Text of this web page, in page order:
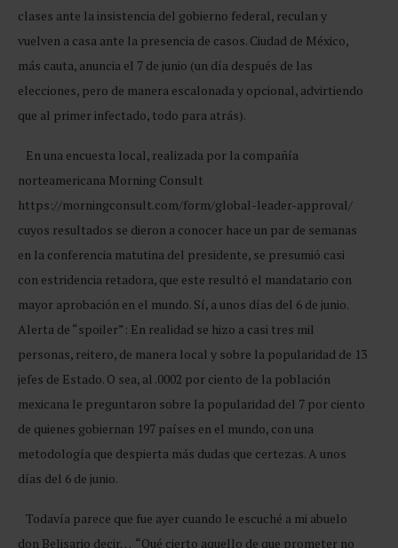
clases ante la insistencia del gobierno federal, reculan y
vuelven a casa ante la presencia de casos. Ciudad de México,
más cauta, anuncia el 7 de junio (un día después de las
elecciones, pero de manera escalonada y opcional, advirtiendo
que al primer infectado, todo para atrás).
En una encuesta local, realizada por la compañía
norteamericana Morning Consult
https://morningconsult.com/form/global-leader-approval/
cuyos resultados se dieron a conocer hace un par de semanas
en la conferencia matutina del presidente, se presumió casi
con estridencia retadora, que este resultó el mandatario con
mayor aprobación en el mundo. Sí, a unos días del 6 de junio.
Alerta de “spoiler”: En realidad se hizo a casi tres mil
personas, reitero, de manera local y sobre la popularidad de 13
jefes de Estado. O sea, al .0002 por ciento de la población
mexicana le preguntaron sobre la popularidad del 7 por ciento
de quienes gobiernan 197 países en el mundo, con una
metodología que despierta más dudas que certezas. A unos
días del 6 de junio.
Todavía parece que fue ayer cuando le escuché a mi abuelo
don Belisario decir… “Qué cierto aquello de que prometer no